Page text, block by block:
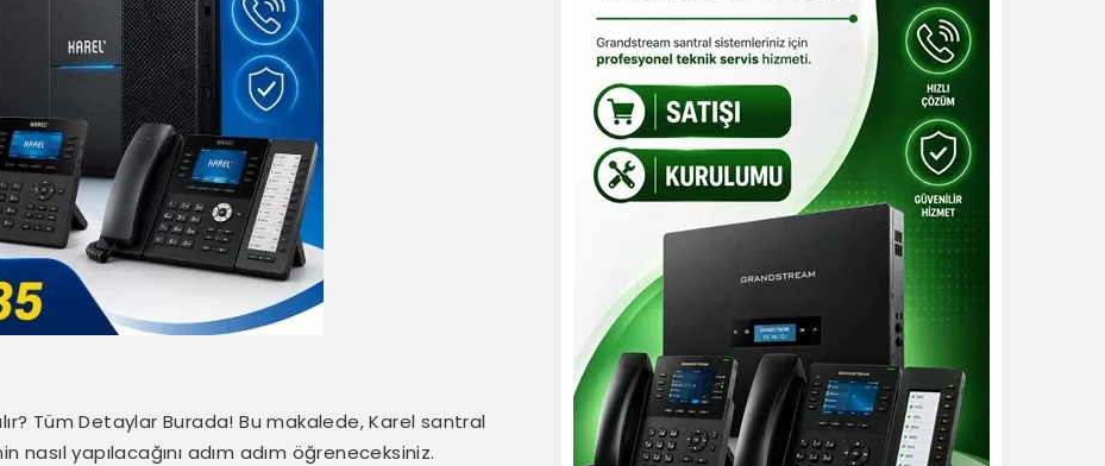
Tüm Detaylar Burada! Bu makalede, Karel santral
yapılacağını adım adım öğreneceksiniz.